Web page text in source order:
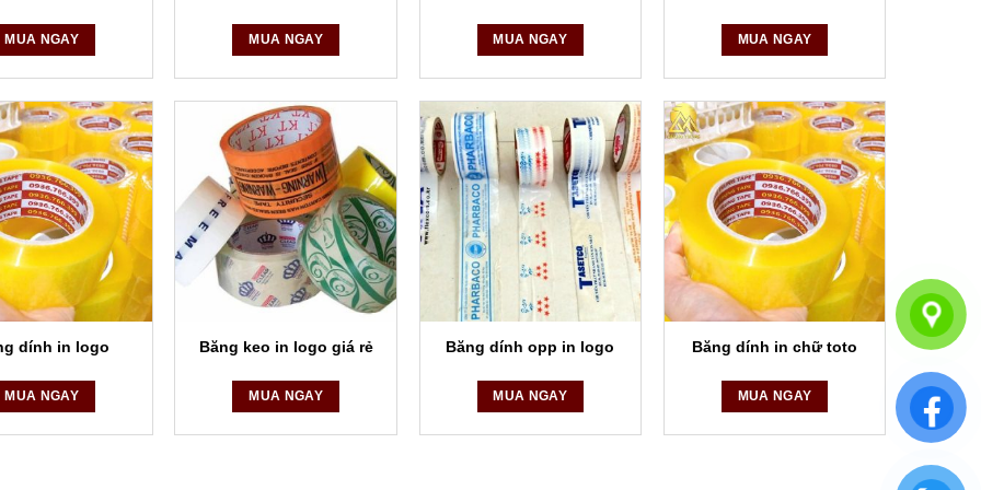
MUA NGAY MUA NGAY MUA NGAY MUA NGAY
dính in logo
MUA NGAY
Băng keo in logo giá rẻ
MUA NGAY
Băng dính opp in logo
MUA NGAY
Băng dính in chữ toto
MUA NGAY